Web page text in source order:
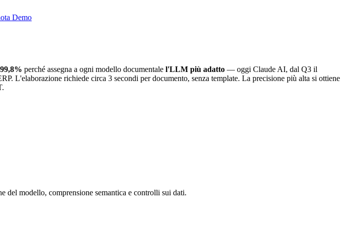
Demo
99,8% perché assegna a ogni modello documentale l'LLM più adatto — oggi Claude AI, dal Q3 il
L'elaborazione richiede circa 3 secondi per documento, senza template. La precisione più alta si ottiene
del modello, comprensione semantica e controlli sui dati.